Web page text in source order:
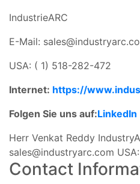
IndustrieARC
E-Mail:
USA: ( 1) 518-282-472
Internet: https://
Folgen Sie uns auf:LinkedIn
Herr Venkat Reddy
sales@industryarc.com
Contact